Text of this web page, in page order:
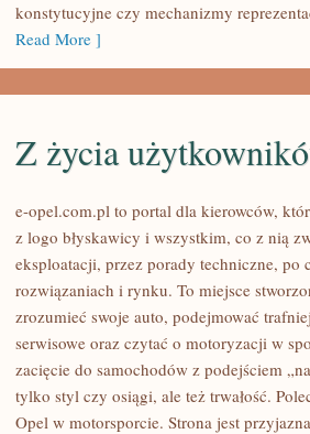
konstytucyjne czy mechanizmy
Read More ]
ŻYCIA
UŻYTKOWNIKÓW
Z życia
e-opel.com.pl to portal dla kierowców,
z logo błyskawicy i wszystkim, co z nią
eksploatacji, przez porady techniczne, po
rozwiązaniach i rynku. To miejsce
zrozumieć swoje auto, podejmować
serwisowe oraz czytać o motoryzacji w
zacięcie do samochodów z podejściem
tylko styl czy osiągi, ale też trwałość.
Opel w motorsporcie. Strona jest